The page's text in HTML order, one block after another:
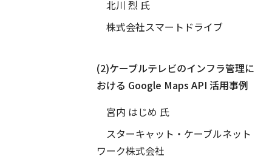
北川 烈 氏
株式会社スマートドライブ
(2)ケーブルテレビのインフラ管理に
おける Google Maps API 活用事例
宮内 はじめ 氏
スターキャット・ケーブルネット
ワーク株式会社